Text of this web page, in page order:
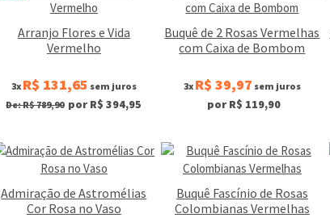
Arranjo Flores e Vida
Vermelho
3x R$ 131,65 sem juros
De: R$ 789,90 por R$ 394,95
Buquê de 2 Rosas Vermelhas
com Caixa de Bombom
3x R$ 39,97 sem juros
por R$ 119,90
Admiração de Astromélias
Cor Rosa no Vaso
Buquê Fascínio de Rosas
Colombianas Vermelhas